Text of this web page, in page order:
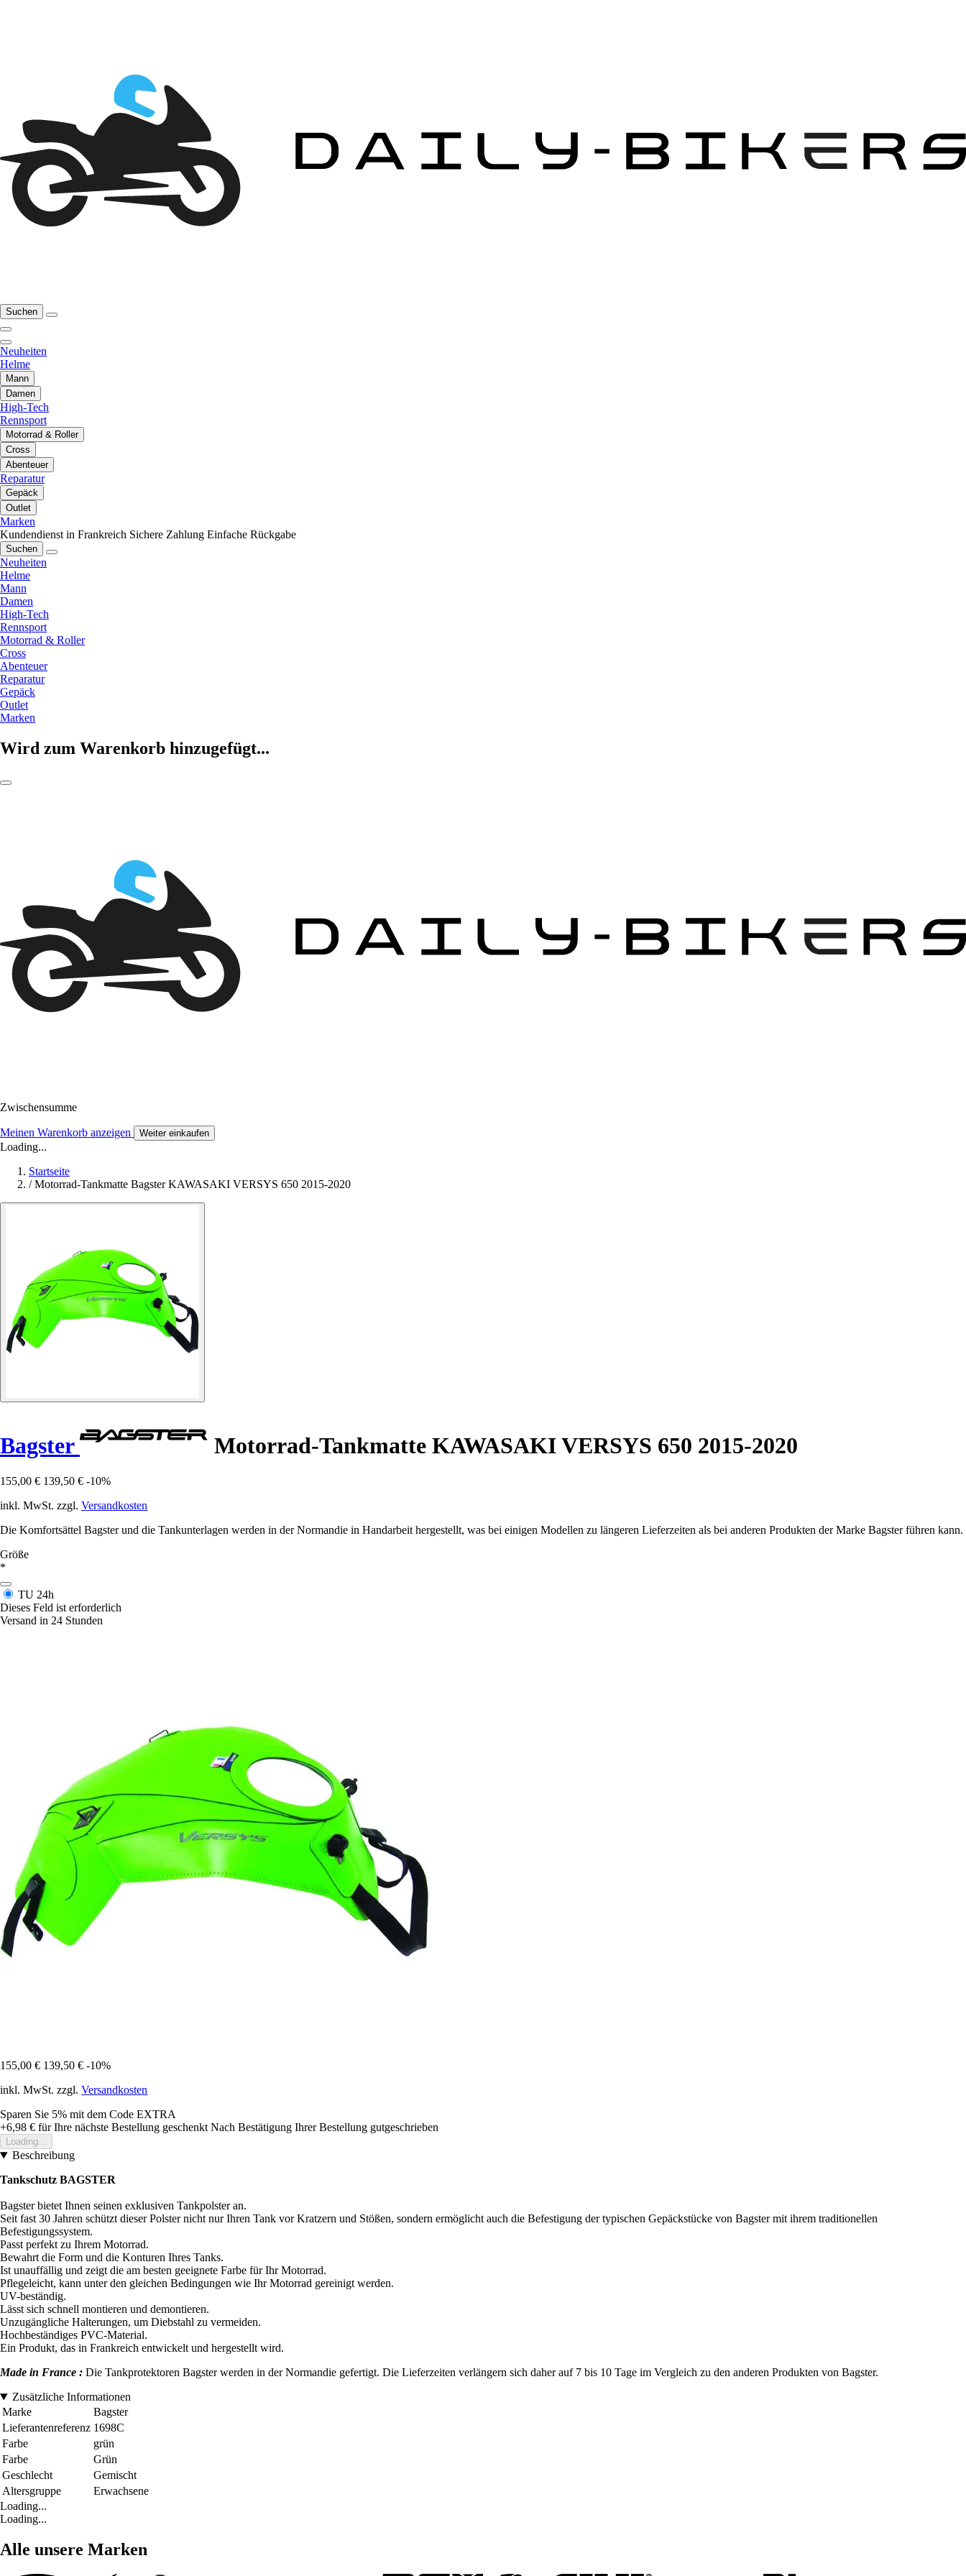
Suchen
Neuheiten
Helme
Mann
Damen
High-Tech
Rennsport
Motorrad & Roller
Cross
Abenteuer
Reparatur
Gepäck
Outlet
Marken
Kundendienst in Frankreich Sichere Zahlung Einfache Rückgabe
Suchen
Neuheiten
Helme
Mann
Damen
High-Tech
Rennsport
Motorrad & Roller
Cross
Abenteuer
Reparatur
Gepäck
Outlet
Marken
Wird zum Warenkorb hinzugefügt...
Zwischensumme
Meinen Warenkorb anzeigen Weiter einkaufen
Loading...
Startseite
/ Motorrad-Tankmatte Bagster KAWASAKI VERSYS 650 2015-2020
Bagster Motorrad-Tankmatte KAWASAKI VERSYS 650 2015-2020
155,00 € 139,50 € -10%
inkl. MwSt. zzgl. Versandkosten
Die Komfortsättel Bagster und die Tankunterlagen werden in der Normandie in Handarbeit hergestellt, was bei einigen Modellen zu längeren Lieferzeiten als bei anderen Produkten der Marke Bagster führen kann.
Größe
*
TU 24h
Dieses Feld ist erforderlich
Versand in 24 Stunden
155,00 € 139,50 € -10%
inkl. MwSt. zzgl. Versandkosten
Sparen Sie 5% mit dem Code EXTRA
+6,98 € für Ihre nächste Bestellung geschenkt Nach Bestätigung Ihrer Bestellung gutgeschrieben
Loading...
Beschreibung
Tankschutz BAGSTER
Bagster bietet Ihnen seinen exklusiven Tankpolster an.
Seit fast 30 Jahren schützt dieser Polster nicht nur Ihren Tank vor Kratzern und Stößen, sondern ermöglicht auch die Befestigung der typischen Gepäckstücke von Bagster mit ihrem traditionellen
Befestigungssystem.
Passt perfekt zu Ihrem Motorrad.
Bewahrt die Form und die Konturen Ihres Tanks.
Ist unauffällig und zeigt die am besten geeignete Farbe für Ihr Motorrad.
Pflegeleicht, kann unter den gleichen Bedingungen wie Ihr Motorrad gereinigt werden.
UV-beständig.
Lässt sich schnell montieren und demontieren.
Unzugängliche Halterungen, um Diebstahl zu vermeiden.
Hochbeständiges PVC-Material.
Ein Produkt, das in Frankreich entwickelt und hergestellt wird.
Made in France : Die Tankprotektoren Bagster werden in der Normandie gefertigt. Die Lieferzeiten verlängern sich daher auf 7 bis 10 Tage im Vergleich zu den anderen Produkten von Bagster.
Zusätzliche Informationen
Marke
Bagster
Lieferantenreferenz 1698C
Farbe
grün
Farbe
Grün
Geschlecht
Gemischt
Altersgruppe
Erwachsene
Loading...
Loading...
Alle unsere Marken